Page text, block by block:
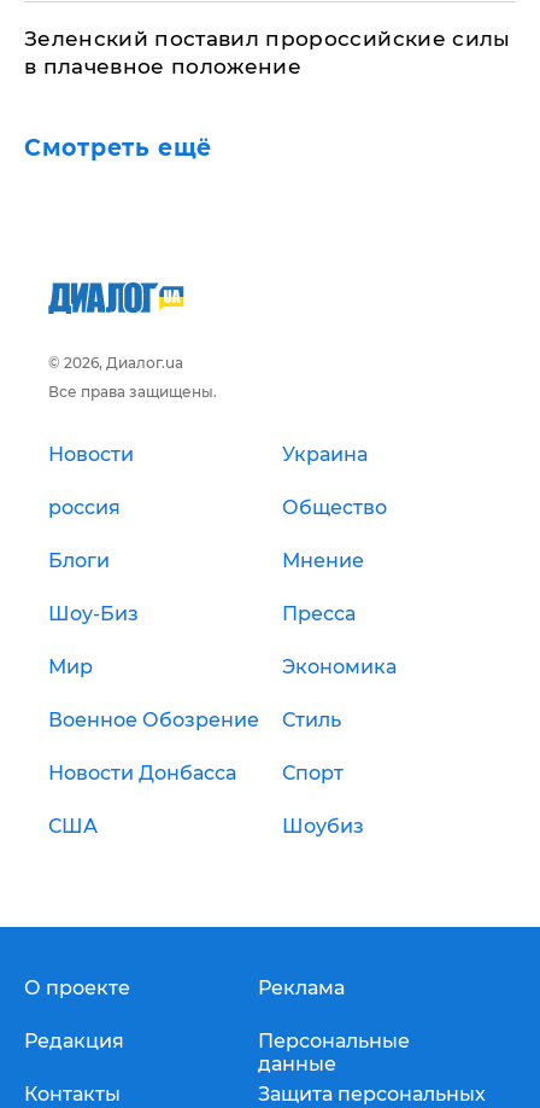
Зеленский поставил пророссийские силы
в плачевное положение
Смотреть ещё
© 2026, Диалог.ua
Все права защищены.
Новости Украина
россия Общество
Блоги Мнение
Шоу-Биз Пресса
Мир Экономика
Военное Обозрение Стиль
Новости Донбасса Спорт
США Шоубиз
О проекте
Редакция
Контакты
Реклама
Персональные
данные
Защита персональных